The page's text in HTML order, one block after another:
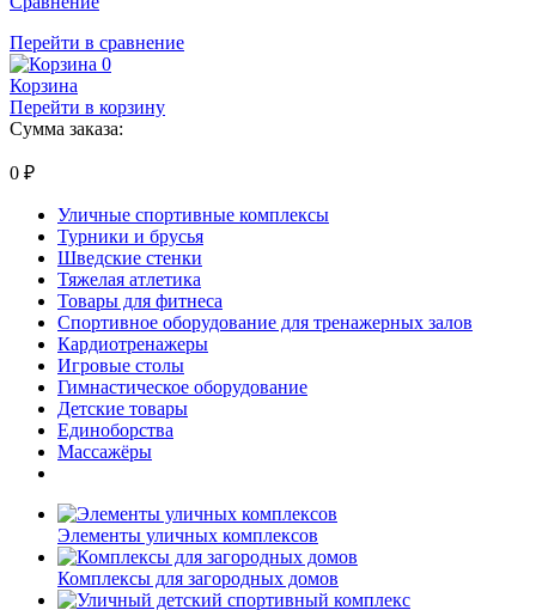
Перейти в сравнение
0
Корзина
Перейти в корзину
Сумма заказа:
0 ₽
Уличные спортивные комплексы
Турники и брусья
Шведские стенки
Тяжелая атлетика
Товары для фитнеса
Спортивное оборудование для тренажерных залов
Кардиотренажеры
Игровые столы
Гимнастическое оборудование
Детские товары
Единоборства
Массажёры
Элементы уличных комплексов
Комплексы для загородных домов